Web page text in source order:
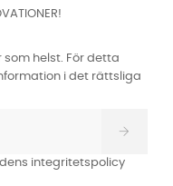
helst. För detta
i det rättsliga
integritetspolicy